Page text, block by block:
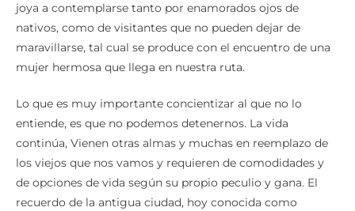
joya a contemplarse tanto por enamorados ojos de
nativos, como de visitantes que no pueden dejar de
maravillarse, tal cual se produce con el encuentro de una
mujer hermosa que llega en nuestra ruta.
Lo que es muy importante concientizar al que no lo
entiende, es que no podemos detenernos. La vida
continúa, Vienen otras almas y muchas en reemplazo de
los viejos que nos vamos y requieren de comodidades y
de opciones de vida según su propio peculio y gana. El
recuerdo de la antigua ciudad, hoy conocida como